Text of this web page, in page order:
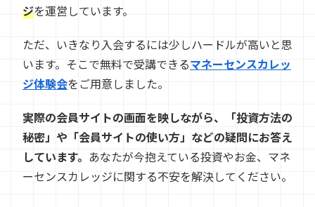
ジを運営しています。
ただ、いきなり入会するには少しハードルが高いと思
います。そこで無料で受講できるマネーセンスカレッ
ジ体験会をご用意しました。
実際の会員サイトの画面を映しながら、「投資方法の
秘密」や「会員サイトの使い方」などの疑問にお答え
しています。 あなたが今抱えている投資やお金、マネ
ーセンスカレッジに関する不安を解決してください。